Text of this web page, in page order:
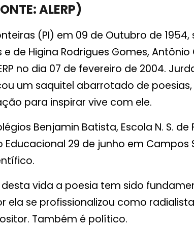
ALERP)
(PI) em 09 de Outubro de 1954,
de Higina Rodrigues Gomes, Antônio
no dia 07 de fevereiro de 2004.
um saquitel abarrotado de
para inspirar vive com ele.
Benjamin Batista, Escola N. S.
Educacional 29 de junho em Campos
vida a poesia tem sido
ela se profissionalizou como
Também é político.